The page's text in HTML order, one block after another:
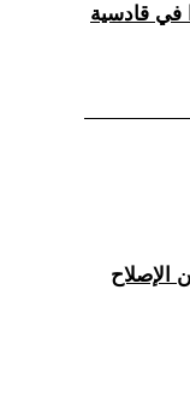
في قادسية
الإصلاح